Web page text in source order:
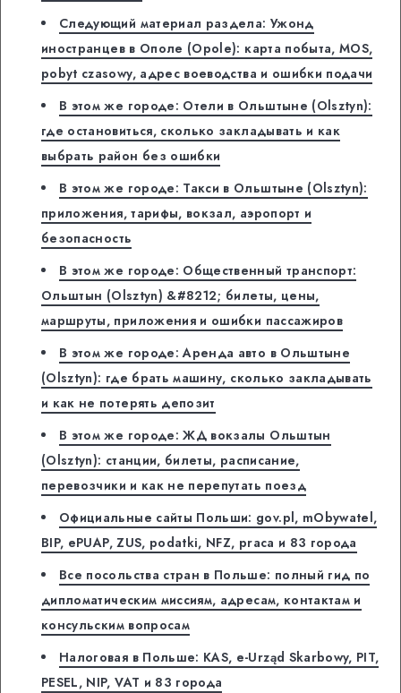
Следующий материал раздела: Ужонд
иностранцев в Ополе (Opole): карта побыта, MOS,
pobyt czasowy, адрес воеводства и ошибки подачи
В этом же городе: Отели в Ольштыне (Olsztyn):
где остановиться, сколько закладывать и как
выбрать район без ошибки
В этом же городе: Такси в Ольштыне (Olsztyn):
приложения, тарифы, вокзал, аэропорт и
безопасность
В этом же городе: Общественный транспорт:
Ольштын (Olsztyn) &#8212; билеты, цены,
маршруты, приложения и ошибки пассажиров
В этом же городе: Аренда авто в Ольштыне
(Olsztyn): где брать машину, сколько закладывать
и как не потерять депозит
В этом же городе: ЖД вокзалы Ольштын
(Olsztyn): станции, билеты, расписание,
перевозчики и как не перепутать поезд
Официальные сайты Польши: gov.pl, mObywatel,
BIP, ePUAP, ZUS, podatki, NFZ, praca и 83 города
Все посольства стран в Польше: полный гид по
дипломатическим миссиям, адресам, контактам и
консульским вопросам
Налоговая в Польше: KAS, e-Urząd Skarbowy, PIT,
PESEL, NIP, VAT и 83 города